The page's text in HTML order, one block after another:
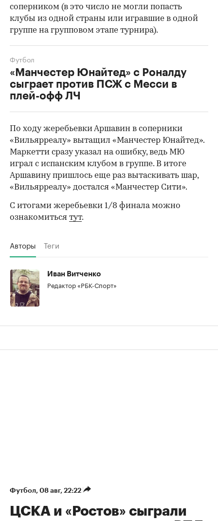
соперником (в это число не могли попасть
клубы из одной страны или игравшие в одной
группе на групповом этапе турнира).
«Манчестер Юнайтед» с Роналду
сыграет против ПСЖ с Месси в
плей-офф ЛЧ
Футбол
00:00 /
По ходу жеребьевки Аршавин в соперники
«Вильярреалу» вытащил «Манчестер Юнайтед».
Маркетти сразу указал на ошибку, ведь МЮ
играл с испанским клубом в группе. В итоге
Аршавину пришлось еще раз вытаскивать шар,
«Вильярреалу» достался «Манчестер Сити».
С итогами жеребьевки 1/8 финала можно
ознакомиться тут.
Авторы Теги
Иван Витченко
Редактор «РБК-Спорт»
Футбол 08 авг, 22:22
ЦСКА и «Ростов» сыграли